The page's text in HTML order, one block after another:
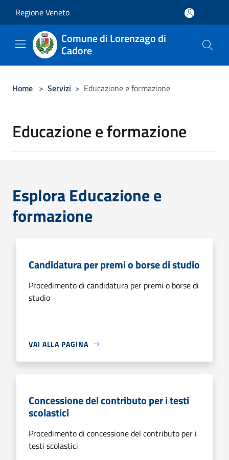
Regione Veneto
Comune di Lorenzago di
Cadore
Home > Servizi > Educazione e formazione
Educazione e formazione
Esplora Educazione e
formazione
Candidatura per premi o borse di studio
Procedimento di candidatura per premi o borse di
studio
VAI ALLA PAGINA
Concessione del contributo per i testi
scolastici
Procedimento di concessione del contributo per i
testi scolastici